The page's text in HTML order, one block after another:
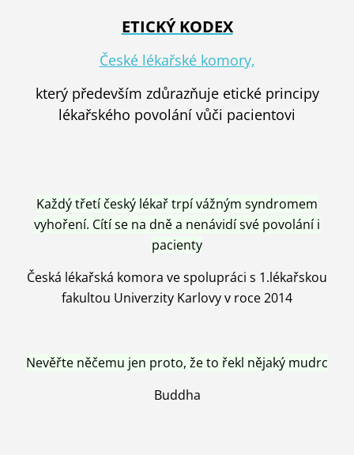
ETICKÝ KODEX
České lékařské komory,
který především zdůrazňuje etické principy
lékařského povolání vůči pacientovi
Každý třetí český lékař trpí vážným syndromem
vyhoření. Cítí se na dně a nenávidí své povolání i
pacienty
Česká lékařská komora ve spolupráci s 1.lékařskou
fakultou Univerzity Karlovy v roce 2014
Nevěřte něčemu jen proto, že to řekl nějaký mudrc
Buddha